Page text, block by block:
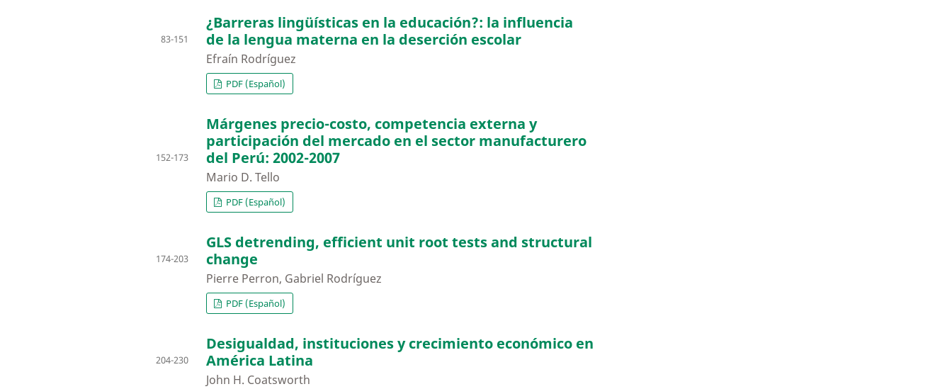
¿Barreras lingüísticas en la educación?: la influencia
de la lengua materna en la deserción escolar
Efraín Rodríguez
83-151
PDF (Español)
Márgenes precio-costo, competencia externa y
participación del mercado en el sector manufacturero
del Perú: 2002-2007
Mario D. Tello
152-173
PDF (Español)
GLS detrending, efficient unit root tests and structural
change
Pierre Perron, Gabriel Rodríguez
174-203
PDF (Español)
Desigualdad, instituciones y crecimiento económico en
América Latina
John H. Coatsworth
204-230